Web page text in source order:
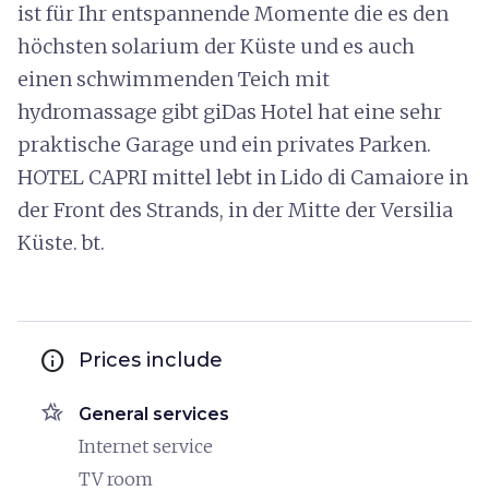
ist für Ihr entspannende Momente die es den
höchsten solarium der Küste und es auch
einen schwimmenden Teich mit
hydromassage gibt giDas Hotel hat eine sehr
praktische Garage und ein privates Parken.
HOTEL CAPRI mittel lebt in Lido di Camaiore in
der Front des Strands, in der Mitte der Versilia
Küste. bt.
info Prices include
hotel_class General services
Internet service
TV room